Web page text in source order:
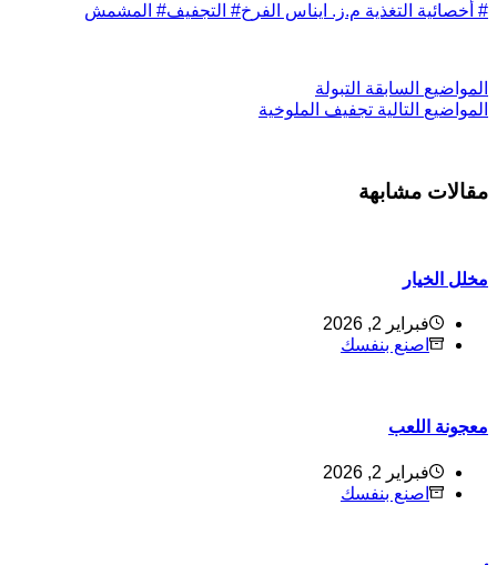
أخصائية التغذية م.ز. ايناس الفرخ #التجفيف #المشمش
مواضيعالسابقةالتبولة
مواضيعالتاليةتجفيف الملوخية
مشابهة
الخيار
فبراير 2, 2026
اصنع بنفسك
اللعب
فبراير 2, 2026
اصنع بنفسك